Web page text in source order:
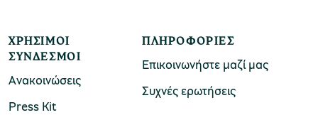
ΧΡΉΣΙΜΟΙ
ΣΎΝΔΕΣΜΟΙ
Ανακοινώσεις
Press Kit
ΠΛΗΡΟΦΟΡΊΕΣ
Επικοινωνήστε μαζί μας
Συχνές ερωτήσεις